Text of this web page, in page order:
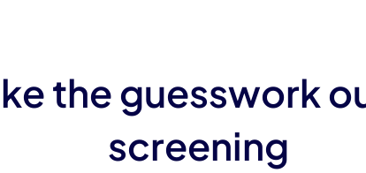
the guesswork
screening